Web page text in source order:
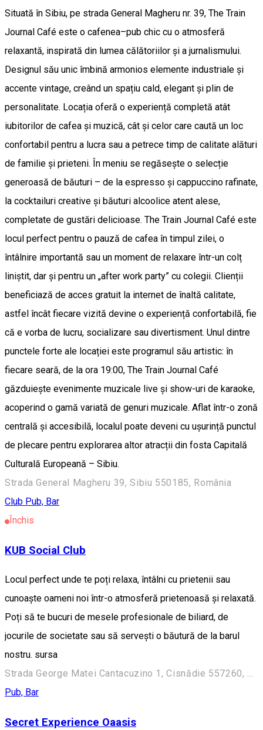
Situată în Sibiu, pe strada General Magheru nr. 39, The Train
Journal Café este o cafenea–pub chic cu o atmosferă
relaxantă, inspirată din lumea călătoriilor și a jurnalismului.
Designul său unic îmbină armonios elemente industriale și
accente vintage, creând un spațiu cald, elegant și plin de
personalitate. Locația oferă o experiență completă atât
iubitorilor de cafea și muzică, cât și celor care caută un loc
confortabil pentru a lucra sau a petrece timp de calitate alături
de familie și prieteni. În meniu se regăsește o selecție
generoasă de băuturi – de la espresso și cappuccino rafinate,
la cocktailuri creative și băuturi alcoolice atent alese,
completate de gustări delicioase. The Train Journal Café este
locul perfect pentru o pauză de cafea în timpul zilei, o
întâlnire importantă sau un moment de relaxare într-un colț
liniștit, dar și pentru un „after work party” cu colegii. Clienții
beneficiază de acces gratuit la internet de înaltă calitate,
astfel încât fiecare vizită devine o experiență confortabilă, fie
că e vorba de lucru, socializare sau divertisment. Unul dintre
punctele forte ale locației este programul său artistic: în
fiecare seară, de la ora 19:00, The Train Journal Café
găzduiește evenimente muzicale live și show-uri de karaoke,
acoperind o gamă variată de genuri muzicale. Aflat într-o zonă
centrală și accesibilă, localul poate deveni cu ușurință punctul
de plecare pentru explorarea altor atracții din fosta Capitală
Culturală Europeană – Sibiu.
Strada General Magheru 39, Sibiu 550185, România
Club Pub, Bar
Închis
KUB Social Club
Locul perfect unde te poți relaxa, întâlni cu prietenii sau
cunoaște oameni noi într-o atmosferă prietenoasă și relaxată.
Poți să te bucuri de mesele profesionale de biliard, de
jocurile de societate sau să servești o băutură de la barul
nostru. sursa
Strada George Matei Cantacuzino 1, Cisnădie 557260, Romania
Pub, Bar
Secret Experience Oaasis